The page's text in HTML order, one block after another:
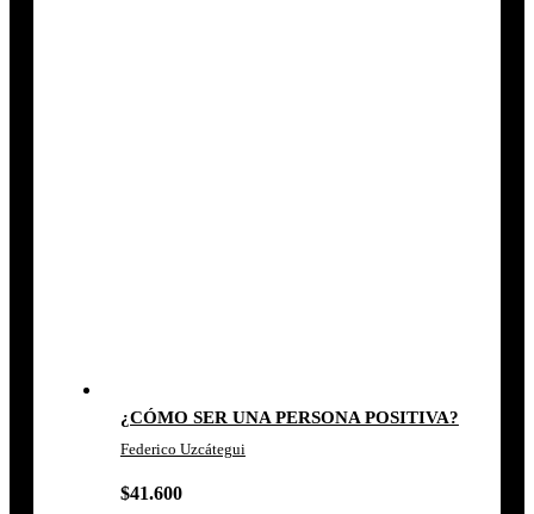
¿CÓMO SER UNA PERSONA POSITIVA?
Federico Uzcátegui
$41.600